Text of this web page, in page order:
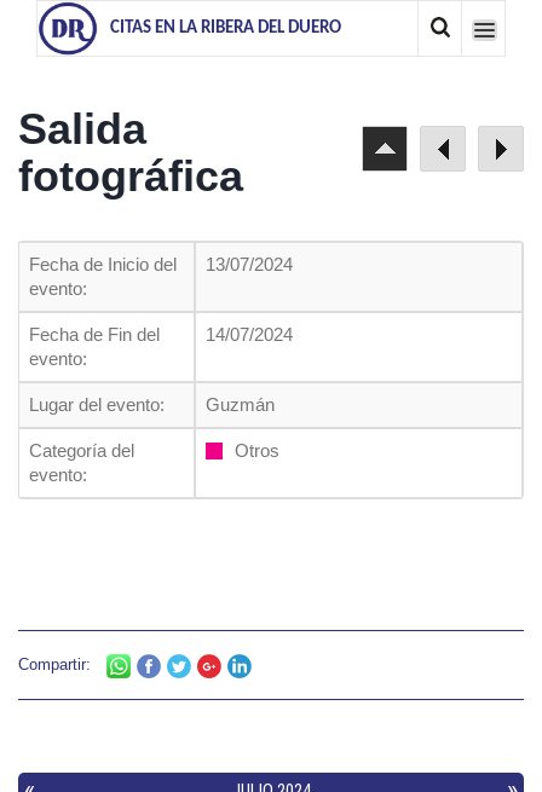
CITAS EN LA RIBERA DEL DUERO
Salida
fotográfica
Fecha de Inicio del
evento:
13/07/2024
Fecha de Fin del
evento:
14/07/2024
Lugar del evento: Guzmán
Categoría del
evento:
Otros
Compartir: